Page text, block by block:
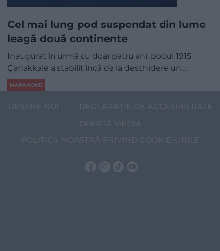
Cel mai lung pod suspendat din lume
leagă două continente
Inaugurat în urmă cu doar patru ani, podul 1915
Çanakkale a stabilit încă de la deschidere un…
MAPAMOND